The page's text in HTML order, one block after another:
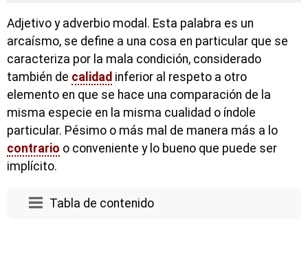
Adjetivo y adverbio modal. Esta palabra es un
arcaísmo, se define a una cosa en particular que se
caracteriza por la mala condición, considerado
también de calidad inferior al respeto a otro
elemento en que se hace una comparación de la
misma especie en la misma cualidad o índole
particular. Pésimo o más mal de manera más a lo
contrario o conveniente y lo bueno que puede ser
implícito.
Tabla de contenido